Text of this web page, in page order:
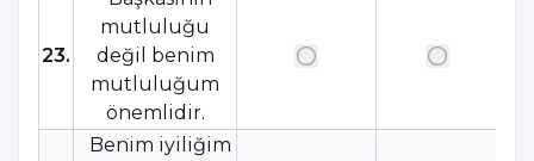
23.
mutluluğu
değil benim
mutluluğum
önemlidir.
Benim iyiliğim